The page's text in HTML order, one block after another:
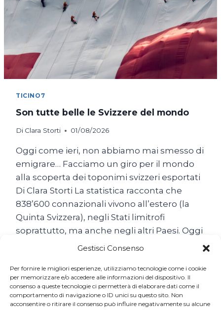
Gestisci Consenso
Per fornire le migliori esperienze, utilizziamo tecnologie come i cookie
per memorizzare e/o accedere alle informazioni del dispositivo. Il
consenso a queste tecnologie ci permetterà di elaborare dati come il
comportamento di navigazione o ID unici su questo sito. Non
acconsentire o ritirare il consenso può influire negativamente su alcune
TICINO7
Son tutte belle le Svizzere del mondo
Di Clara Storti 01/08/2026
Oggi come ieri, non abbiamo mai smesso di
emigrare… Facciamo un giro per il mondo
alla scoperta dei toponimi svizzeri esportati
Di Clara Storti La statistica racconta che
838’600 connazionali vivono all’estero (la
Quinta Svizzera), negli Stati limitrofi
soprattutto, ma anche negli altri Paesi. Oggi
come ieri, non abbiamo mai smesso di
LEGGI TUTTOSON
TUTTE
BELLE
LE